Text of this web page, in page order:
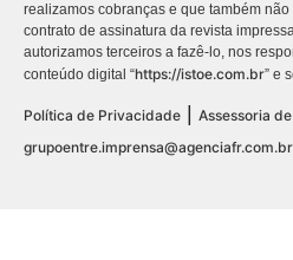
realizamos cobranças e que também
contrato de assinatura da revista
autorizamos terceiros a fazê-lo, nos
conteúdo digital “https://istoe.com.br” e
Política de Privacidade
Assessoria
grupoentre.imprensa@agenciafr.com.br